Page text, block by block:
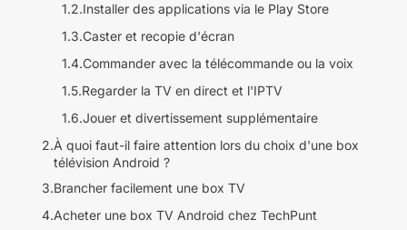
1.2.Installer des applications via le Play Store
1.3.Caster et recopie d'écran
1.4.Commander avec la télécommande ou la voix
1.5.Regarder la TV en direct et l'IPTV
1.6.Jouer et divertissement supplémentaire
2.À quoi faut-il faire attention lors du choix d'une box
télévision Android ?
3.Brancher facilement une box TV
4.Acheter une box TV Android chez TechPunt